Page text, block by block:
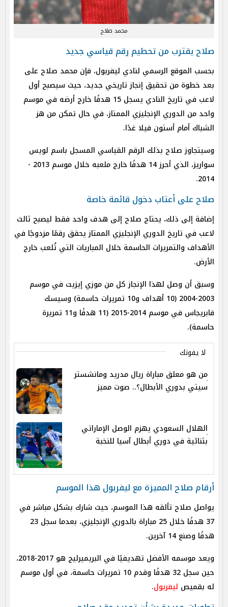
محمد صلاح
صلاح يقترب من تحطيم رقم قياسي جديد
بحسب الموقع الرسمي لنادي ليفربول، فإن محمد صلاح على
بعد خطوة من تحقيق إنجاز تاريخي جديد، حيث سيصبح أول
لاعب في تاريخ النادي يسجل 15 هدفًا خارج أرضه في موسم
واحد من الدوري الإنجليزي الممتاز، في حال تمكن من هز
الشباك أمام أستون فيلا غدًا.
وسيتجاوز صلاح بذلك الرقم القياسي المسجل باسم لويس
سواريز، الذي أحرز 14 هدفًا خارج ملعبه خلال موسم 2013 -
2014.
صلاح على أعتاب دخول قائمة خاصة
إضافة إلى ذلك، يحتاج صلاح إلى هدف واحد فقط ليصبح ثالث
لاعب في تاريخ الدوري الإنجليزي الممتاز يحقق رقمًا مزدوجًا في
الأهداف والتمريرات الحاسمة خلال المباريات التي تُلعب خارج
الأرض.
وسبق أن وصل لهذا الإنجاز كل من موزي إيزيت في موسم
2003-2004 (10 أهداف و10 تمريرات حاسمة) وسيسك
فابريجاس في موسم 2014-2015 (11 هدفًا و11 تمريرة
حاسمة).
لا يفوتك
من هو معلق مباراة ريال مدريد ومانشستر
سيتي بدوري الأبطال؟.. صوت مميز
الهلال السعودي يهزم الوصل الإماراتي
بثنائية في دوري أبطال آسيا للنخبة
أرقام صلاح المميزة مع ليفربول هذا الموسم
يواصل صلاح تألقه هذا الموسم، حيث شارك بشكل مباشر في
37 هدفًا خلال 25 مباراة بالدوري الإنجليزي، بعدما سجل 23
هدفًا وصنع 14 آخرين.
ويعد موسمه الأفضل تهديفيًا في البريميرليج هو 2017-2018،
حين سجل 32 هدفًا وقدم 10 تمريرات حاسمة، في أول موسم
له بقميص ليفربول.